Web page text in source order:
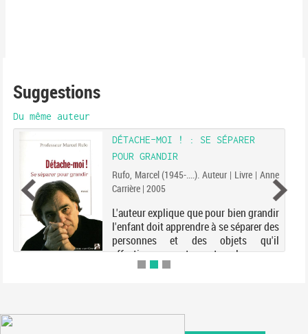
Suggestions
Du même auteur
DÉTACHE-MOI ! : SE SÉPARER
POUR GRANDIR
Rufo, Marcel (1945-....). Auteur | Livre | Anne
Carrière | 2005
L'auteur explique que pour bien grandir
l'enfant doit apprendre à se séparer des
personnes et des objets qu'il
affectionne : ventre maternel, nounou,
jouet, doudou, etc. Toute séparation